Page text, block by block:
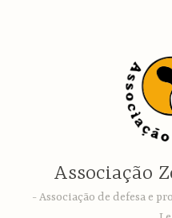
Associação
Associação de defesa e